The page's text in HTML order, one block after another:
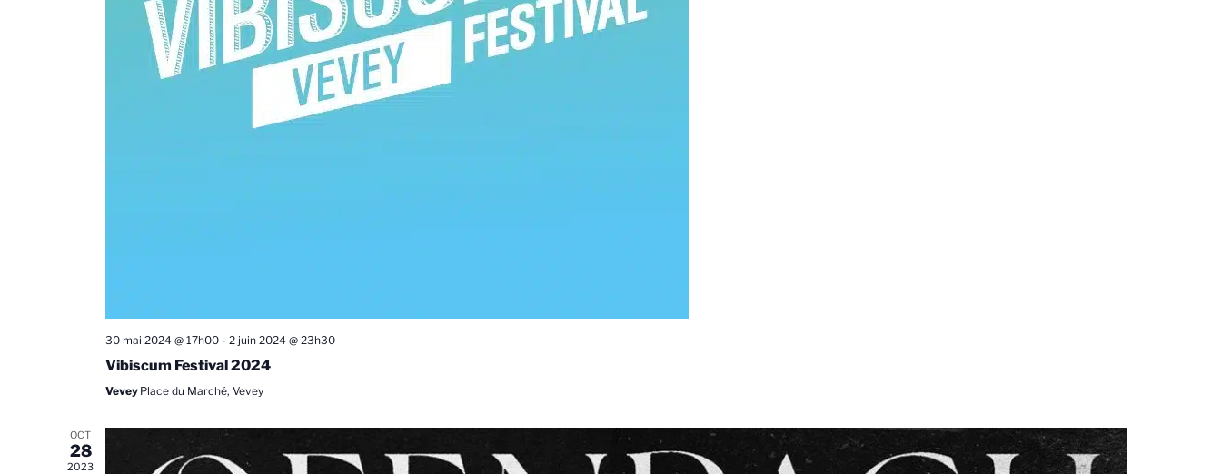
30 mai 2024 @ 17h00- 2 juin 2024 @ 23h30
Vibiscum Festival 2024
Vevey Place du Marché, Vevey
OCT
28
2023